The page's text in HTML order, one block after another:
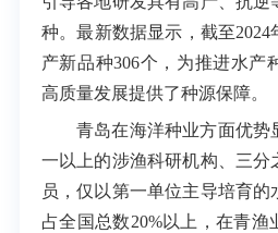
种。最新数据显示，截至
产新品种306个，为推进水产
高质量发展提供了种源保障。
青岛在海洋种业方面优势
一以上的涉渔科研机构、三分
员，仅以第一单位主导培育的
占全国总数20%以上，在青渔